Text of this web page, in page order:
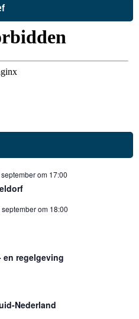
om 17:00
september om 18:00
en regelgeving
Nederland